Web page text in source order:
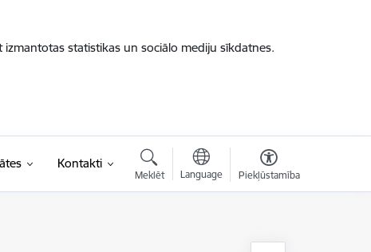
statistikas un sociālo mediju sīkdatnes.
Kontakti
Meklēt Language Piekļūstamība